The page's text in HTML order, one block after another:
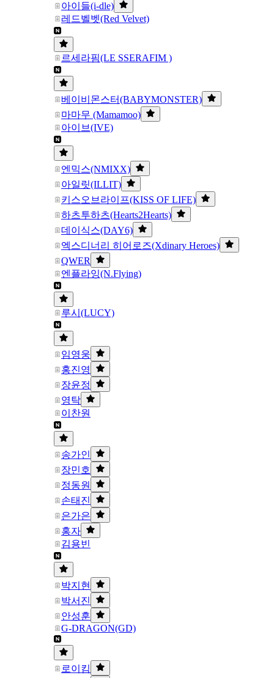
아이들(i-dle)
레드벨벳(Red Velvet)
르세라핌(LE SSERAFIM )
베이비몬스터(BABYMONSTER)
마마무 (Mamamoo)
아이브(IVE)
엔믹스(NMIXX)
아일릿(ILLIT)
키스오브라이프(KISS OF LIFE)
하츠투하츠(Hearts2Hearts)
데이식스(DAY6)
엑스디너리 히어로즈(Xdinary Heroes)
QWER
엔플라잉(N.Flying)
루시(LUCY)
임영웅
홍진영
장윤정
영탁
이찬원
송가인
장민호
정동원
손태진
은가은
홍자
김용빈
박지현
박서진
안성훈
G-DRAGON(GD)
로이킴